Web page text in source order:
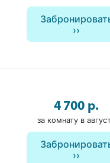
4 700 р.
за комнату в